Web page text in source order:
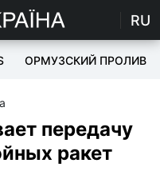
RU
ОРМУЗСКИЙ ПРОЛИВ
передачу
ракет